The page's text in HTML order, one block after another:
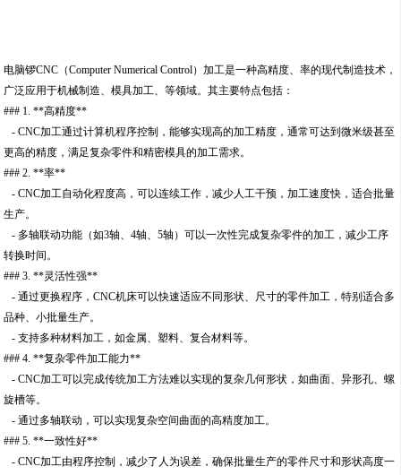
电脑锣CNC（Computer Numerical Control）加工是一种高精度、率的现代制造技术，
广泛应用于机械制造、模具加工、等领域。其主要特点包括：
### 1. **高精度**
- CNC加工通过计算机程序控制，能够实现高的加工精度，通常可达到微米级甚至
更高的精度，满足复杂零件和精密模具的加工需求。
### 2. **率**
- CNC加工自动化程度高，可以连续工作，减少人工干预，加工速度快，适合批量
生产。
- 多轴联动功能（如3轴、4轴、5轴）可以一次性完成复杂零件的加工，减少工序
转换时间。
### 3. **灵活性强**
- 通过更换程序，CNC机床可以快速适应不同形状、尺寸的零件加工，特别适合多
品种、小批量生产。
- 支持多种材料加工，如金属、塑料、复合材料等。
### 4. **复杂零件加工能力**
- CNC加工可以完成传统加工方法难以实现的复杂几何形状，如曲面、异形孔、螺
旋槽等。
- 通过多轴联动，可以实现复杂空间曲面的高精度加工。
### 5. **一致性好**
- CNC加工由程序控制，减少了人为误差，确保批量生产的零件尺寸和形状高度一